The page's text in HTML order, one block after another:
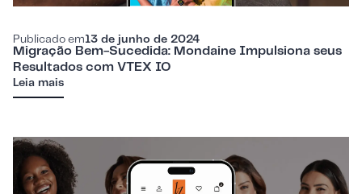
Publicado em13 de junho de 2024
Migração Bem-Sucedida: Mondaine Impulsiona seus
Resultados com VTEX IO
Leia mais